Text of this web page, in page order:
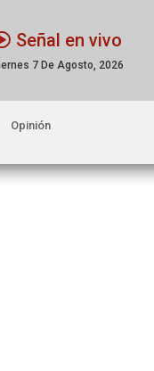
Señal en vivo
7 De Agosto, 2026
Opinión